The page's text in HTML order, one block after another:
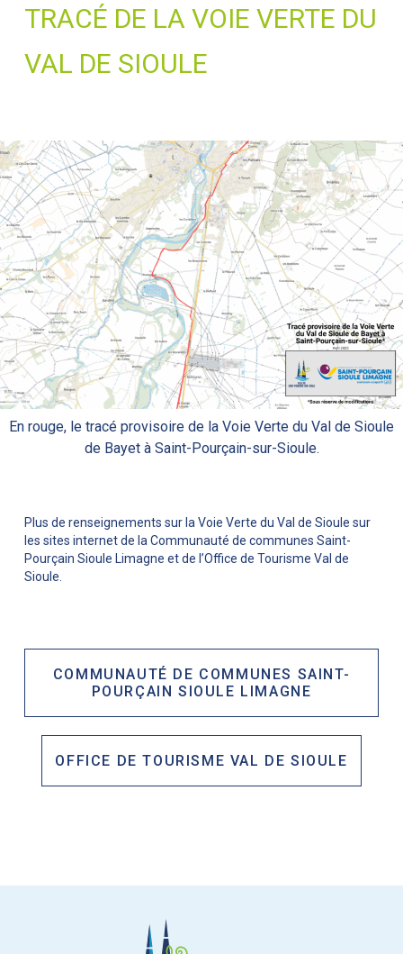
TRACÉ DE LA VOIE VERTE DU
VAL DE SIOULE
En rouge, le tracé provisoire de la Voie Verte du Val de Sioule
de Bayet à Saint-Pourçain-sur-Sioule.
Plus de renseignements sur la Voie Verte du Val de Sioule sur
les sites internet de la Communauté de communes Saint-
Pourçain Sioule Limagne et de l’Office de Tourisme Val de
Sioule.
COMMUNAUTÉ DE COMMUNES SAINT-
POURÇAIN SIOULE LIMAGNE
OFFICE DE TOURISME VAL DE SIOULE